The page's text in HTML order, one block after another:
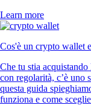
Learn more
Cos'è un crypto wallet
Che tu stia
con regolarità, c’è uno
questa guida
funziona e come